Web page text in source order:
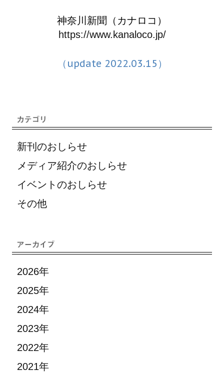
神奈川新聞（カナロコ）
https://www.kanaloco.jp/
（update 2022.03.15）
新刊のおしらせ
メディア紹介のおしらせ
イベントのおしらせ
その他
2026年
2025年
2024年
2023年
2022年
2021年